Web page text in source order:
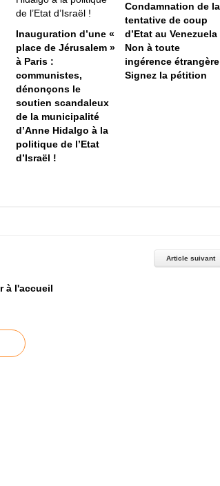
Inauguration d’une «
place de Jérusalem »
à Paris :
communistes,
dénonçons le
soutien scandaleux
de la municipalité
d’Anne Hidalgo à la
politique de l’Etat
d’Israël !
Condamnation de la
tentative de coup
d’Etat au Venezuela
Non à toute
ingérence
Signez la pétition
Article suivant
à l'accueil